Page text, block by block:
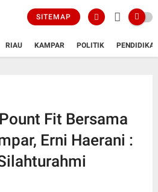
SITEMAP
RIAU KAMPAR POLITIK
Fit Bersama
Erni Haerani :